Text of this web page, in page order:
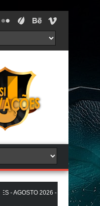
AGOSTO 2026 - O ZeRo Um é